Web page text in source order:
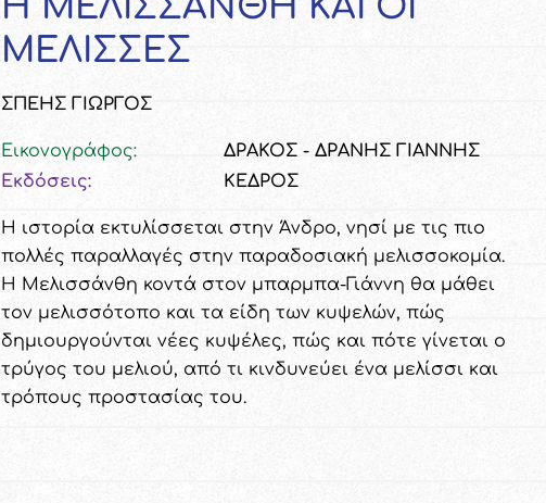
ΜΕΛΙΣΣΕΣ
ΣΠΕΗΣ ΓΙΩΡΓΟΣ
Εικονογράφος:
ΔΡΑΚΟΣ - ΔΡΑΝΗΣ ΓΙΑΝΝΗΣ
Εκδόσεις:
ΚΕΔΡΟΣ
Η ιστορία εκτυλίσσεται στην Άνδρο, νησί με τις πιο
πολλές παραλλαγές στην παραδοσιακή μελισσοκομία.
Η Μελισσάνθη κοντά στον μπαρμπα-Γιάννη θα μάθει
τον μελισσότοπο και τα είδη των κυψελών, πώς
δημιουργούνται νέες κυψέλες, πώς και πότε γίνεται ο
τρύγος του μελιού, από τι κινδυνεύει ένα μελίσσι και
τρόπους προστασίας του.